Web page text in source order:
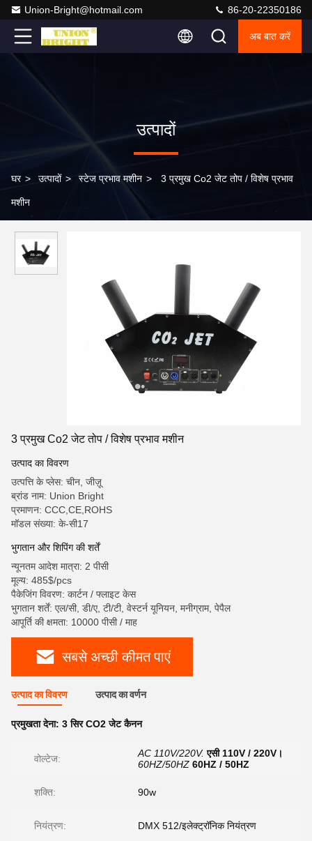
Union-Bright@hotmail.com 86-20-22350186
अब बात करें
उत्पादों
घर > उत्पादों > स्टेज प्रभाव मशीन > 3 प्रमुख Co2 जेट तोप / विशेष प्रभाव
मशीन
3 प्रमुख Co2 जेट तोप / विशेष प्रभाव मशीन
उत्पाद का विवरण
उत्पत्ति के प्लेस: चीन, जीज़ू
ब्रांड नाम: Union Bright
प्रमाणन: CCC,CE,ROHS
मॉडल संख्या: के-सी17
भुगतान और शिपिंग की शर्तें
न्यूनतम आदेश मात्रा: 2 पीसी
मूल्य: 485$/pcs
पैकेजिंग विवरण: कार्टन / फ्लाइट केस
भुगतान शर्तें: एल/सी, डी/ए, टी/टी, वेस्टर्न यूनियन, मनीग्राम, पेपैल
आपूर्ति की क्षमता: 10000 पीसी / माह
सबसे अच्छी कीमत पाएं
उत्पाद का विवरण उत्पाद का वर्णन
प्रमुखता देना: 3 सिर CO2 जेट कैनन
वोल्टेज: AC 110V/220V. एसी 110V / 220V।
60HZ/50HZ 60HZ / 50HZ
शक्ति: 90w
नियंत्रण: DMX 512/इलेक्ट्रॉनिक नियंत्रण